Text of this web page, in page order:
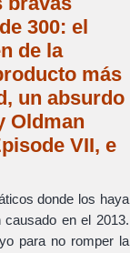
300: el
de la
más
un absurdo
Oldman
VII, e
donde los haya
en el 2013.
para no romper la